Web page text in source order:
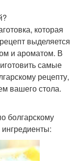
которая
выделяется
и ароматом. В
самые
рецепту,
вашего стола.
болгарскому